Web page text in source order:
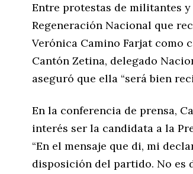
Entre protestas de militantes
Regeneración Nacional que
Verónica Camino Farjat como
Cantón Zetina, delegado
aseguró que ella “será bien
En la conferencia de prensa,
interés ser la candidata a la
“En el mensaje que di, mi
disposición del partido. No es